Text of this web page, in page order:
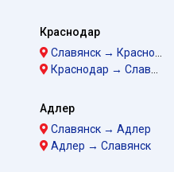
Краснодар
Славянск → Краснодар
Краснодар → Славянск
Адлер
Славянск → Адлер
Адлер → Славянск